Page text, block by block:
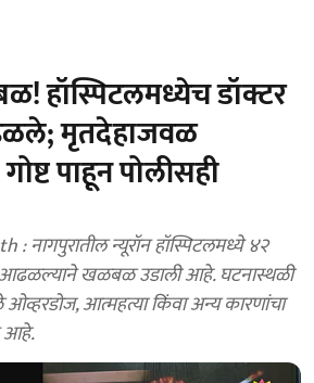
हॉस्पिटलमध्येच डॉक्टर
मृतदेहाजवळ
पाहून पोलीसही
नागपुरातील न्यूरॉन हॉस्पिटलमध्ये ४२
आढळल्याने खळबळ उडाली आहे. घटनास्थळी
आत्महत्या किंवा अन्य कारणांचा
आहे.